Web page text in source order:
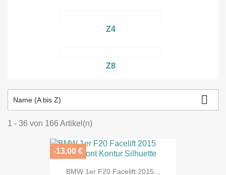
Z4
Z8
Name (A bis Z) 
1 - 36 von 166 Artikel(n)
BMW 1er F20 Facelift 2015...
-13,00 €